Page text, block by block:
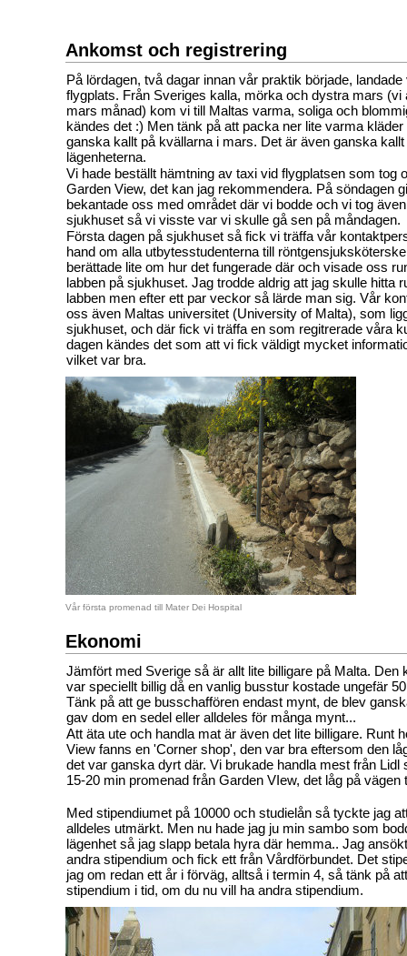
Ankomst och registrering
På lördagen, två dagar innan vår praktik började,
flygplats. Från Sveriges kalla, mörka och dystra mars (vi
mars månad) kom vi till Maltas varma, soliga och
kändes det :) Men tänk på att packa ner lite varma
ganska kallt på kvällarna i mars. Det är även ganska kallt
lägenheterna.
Vi hade beställt hämtning av taxi vid flygplatsen som tog
Garden View, det kan jag rekommendera. På söndagen
bekantade oss med området där vi bodde och vi tog
sjukhuset så vi visste var vi skulle gå sen på måndagen.
Första dagen på sjukhuset så fick vi träffa vår
hand om alla utbytesstudenterna till
berättade lite om hur det fungerade där och visade oss
labben på sjukhuset. Jag trodde aldrig att jag skulle hitta
labben men efter ett par veckor så lärde man sig. Vår
oss även Maltas universitet (University of Malta), som
sjukhuset, och där fick vi träffa en som regitrerade våra
dagen kändes det som att vi fick väldigt mycket
vilket var bra.
Vår första promenad till Mater Dei Hospital
Ekonomi
Jämfört med Sverige så är allt lite billigare på Malta. Den
var speciellt billig då en vanlig busstur kostade ungefär
Tänk på att ge busschaffören endast mynt, de blev
gav dom en sedel eller alldeles för många mynt...
Att äta ute och handla mat är även det lite billigare. Runt
View fanns en 'Corner shop', den var bra eftersom den
det var ganska dyrt där. Vi brukade handla mest från Lidl
15-20 min promenad från Garden VIew, det låg på vägen
Med stipendiumet på 10000 och studielån så tyckte jag
alldeles utmärkt. Men nu hade jag ju min sambo som
lägenhet så jag slapp betala hyra där hemma.. Jag
andra stipendium och fick ett från Vårdförbundet. Det
jag om redan ett år i förväg, alltså i termin 4, så tänk på
stipendium i tid, om du nu vill ha andra stipendium.